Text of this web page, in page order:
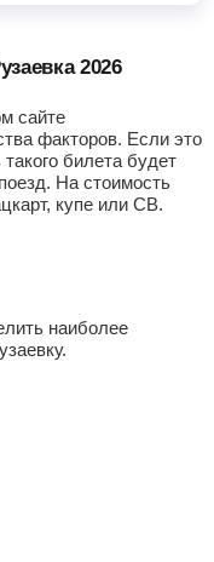
2026
сайте
факторов. Если это
билета будет
На стоимость
купе или СВ.
наиболее